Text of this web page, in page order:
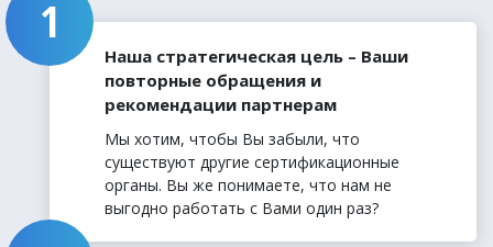
Наша стратегическая цель – Ваши
повторные обращения и
рекомендации партнерам
Мы хотим, чтобы Вы забыли, что
существуют другие сертификационные
органы. Вы же понимаете, что нам не
выгодно работать с Вами один раз?